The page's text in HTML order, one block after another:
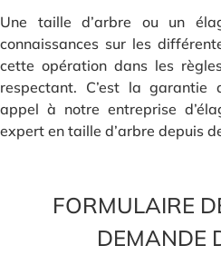
Une taille d’arbre ou un
connaissances sur les
cette opération dans les
respectant. C’est la
appel à notre entreprise
expert en taille d’arbre depuis
FORMULAIRE
DEMANDE